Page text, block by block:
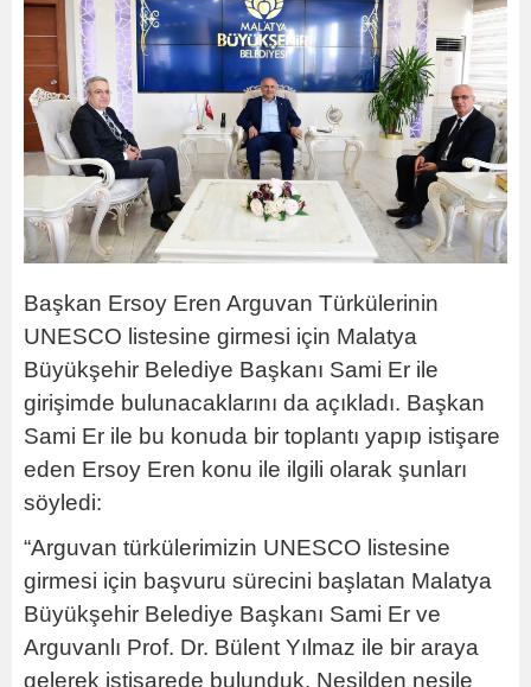
Başkan Ersoy Eren Arguvan Türkülerinin
UNESCO listesine girmesi için Malatya
Büyükşehir Belediye Başkanı Sami Er ile
girişimde bulunacaklarını da açıkladı. Başkan
Sami Er ile bu konuda bir toplantı yapıp istişare
eden Ersoy Eren konu ile ilgili olarak şunları
söyledi:
“Arguvan türkülerimizin UNESCO listesine
girmesi için başvuru sürecini başlatan Malatya
Büyükşehir Belediye Başkanı Sami Er ve
Arguvanlı Prof. Dr. Bülent Yılmaz ile bir araya
gelerek istişarede bulunduk. Nesilden nesile